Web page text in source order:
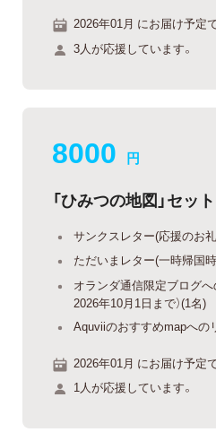
2026年01月 にお届け予定で
3人が応援しています。
8000 円
「ひみつの地図」セット
サンクスレター(応援のお
ただいまレター(一時帰国
オランダ通信限定ブログへ
2026年10月1日まで）(1名)
Aquviiのおすすめmapへの
2026年01月 にお届け予定で
1人が応援しています。